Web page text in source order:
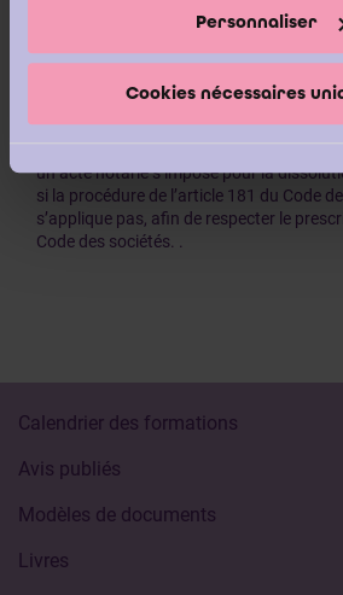
Personnaliser
Cookies nécessaires
» Puisqu’une modification des statuts
l’objet d’un acte authentique, il en va de
dissolutions, en dehors du cas de la
un acte notarié s’impose pour la
si la procédure de l’article 181 du Code
s’applique pas, afin de respecter le
Code des sociétés. .
Calendrier des formations
Avis publiés
Modèles de documents
Livres